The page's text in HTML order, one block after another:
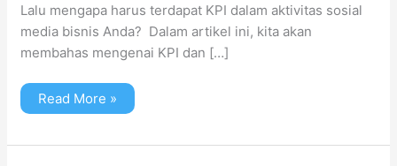
Lalu mengapa harus terdapat KPI dalam aktivitas sosial
media bisnis Anda? Dalam artikel ini, kita akan
membahas mengenai KPI dan […]
Read More »